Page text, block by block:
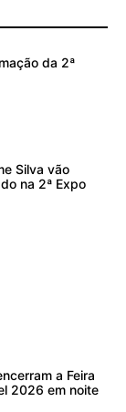
da 2ª
Silva vão
na 2ª Expo
a Feira
2026 em noite